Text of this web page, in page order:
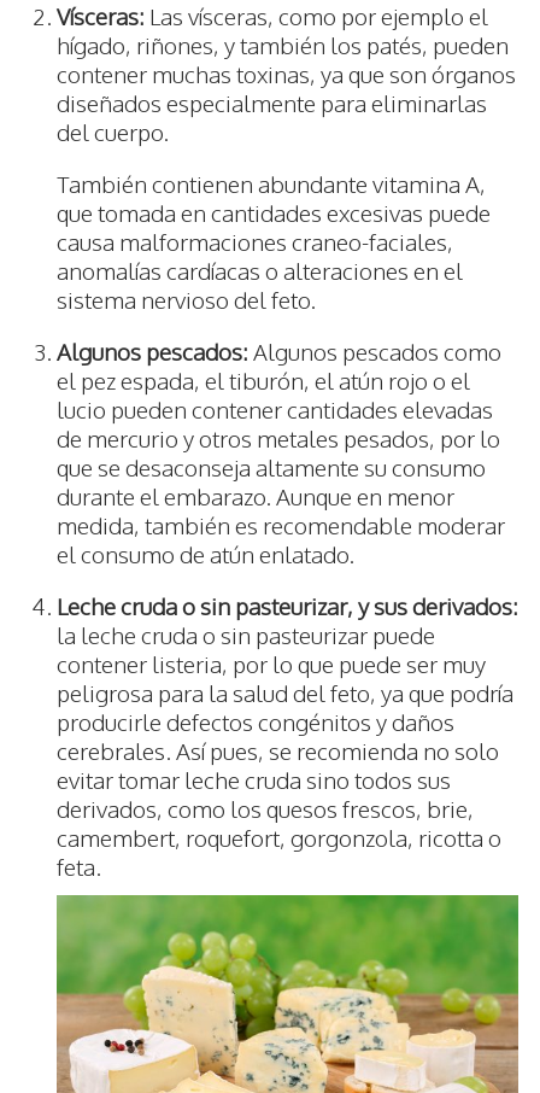
Vísceras: Las vísceras, como por ejemplo el
hígado, riñones, y también los patés, pueden
contener muchas toxinas, ya que son órganos
diseñados especialmente para eliminarlas
del cuerpo.
También contienen abundante vitamina A,
que tomada en cantidades excesivas puede
causa malformaciones craneo-faciales,
anomalías cardíacas o alteraciones en el
sistema nervioso del feto.
Algunos pescados: Algunos pescados como
el pez espada, el tiburón, el atún rojo o el
lucio pueden contener cantidades elevadas
de mercurio y otros metales pesados, por lo
que se desaconseja altamente su consumo
durante el embarazo. Aunque en menor
medida, también es recomendable moderar
el consumo de atún enlatado.
Leche cruda o sin pasteurizar, y sus derivados:
la leche cruda o sin pasteurizar puede
contener listeria, por lo que puede ser muy
peligrosa para la salud del feto, ya que podría
producirle defectos congénitos y daños
cerebrales. Así pues, se recomienda no solo
evitar tomar leche cruda sino todos sus
derivados, como los quesos frescos, brie,
camembert, roquefort, gorgonzola, ricotta o
feta.